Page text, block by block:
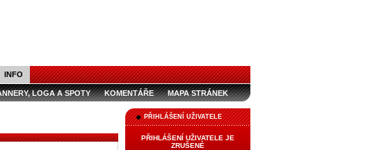
INFO
LOGA A SPOTY KOMENTÁŘE MAPA STRÁNEK
PŘIHLÁŠENÍ UŽIVATELE
PŘIHLÁŠENÍ UŽIVATELE JE
ZRUŠENÉ